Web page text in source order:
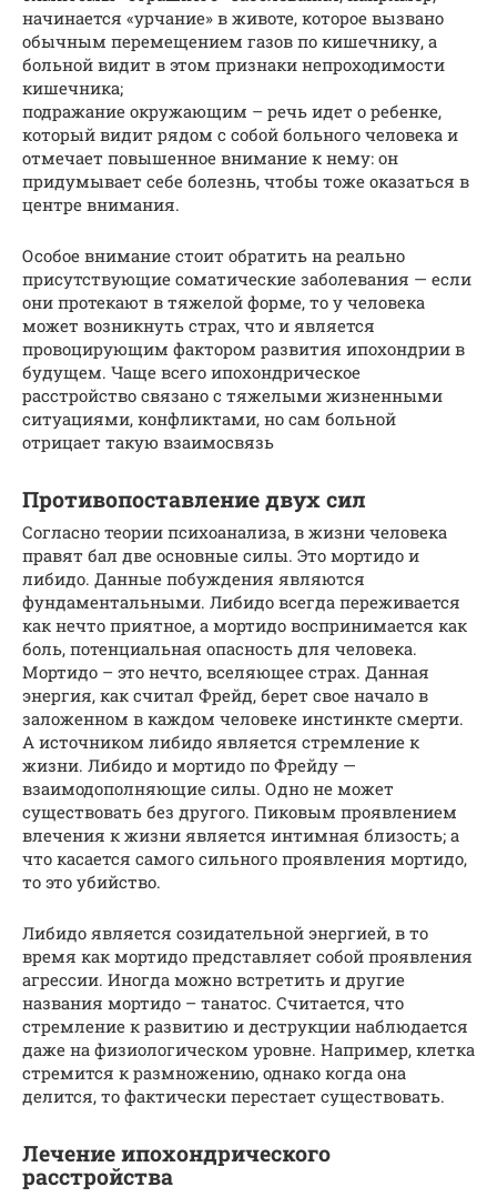
начинается «урчание» в животе, которое вызвано
обычным перемещением газов по кишечнику, а
больной видит в этом признаки непроходимости
кишечника;
подражание окружающим – речь идет о ребенке,
который видит рядом с собой больного человека и
отмечает повышенное внимание к нему: он
придумывает себе болезнь, чтобы тоже оказаться в
центре внимания.
Особое внимание стоит обратить на реально
присутствующие соматические заболевания — если
они протекают в тяжелой форме, то у человека
может возникнуть страх, что и является
провоцирующим фактором развития ипохондрии в
будущем. Чаще всего ипохондрическое
расстройство связано с тяжелыми жизненными
ситуациями, конфликтами, но сам больной
отрицает такую взаимосвязь
Противопоставление двух сил
Согласно теории психоанализа, в жизни человека
правят бал две основные силы. Это мортидо и
либидо. Данные побуждения являются
фундаментальными. Либидо всегда переживается
как нечто приятное, а мортидо воспринимается как
боль, потенциальная опасность для человека.
Мортидо – это нечто, вселяющее страх. Данная
энергия, как считал Фрейд, берет свое начало в
заложенном в каждом человеке инстинкте смерти.
А источником либидо является стремление к
жизни. Либидо и мортидо по Фрейду —
взаимодополняющие силы. Одно не может
существовать без другого. Пиковым проявлением
влечения к жизни является интимная близость; а
что касается самого сильного проявления мортидо,
то это убийство.
Либидо является созидательной энергией, в то
время как мортидо представляет собой проявления
агрессии. Иногда можно встретить и другие
названия мортидо – танатос. Считается, что
стремление к развитию и деструкции наблюдается
даже на физиологическом уровне. Например, клетка
стремится к размножению, однако когда она
делится, то фактически перестает существовать.
Лечение ипохондрического
расстройства